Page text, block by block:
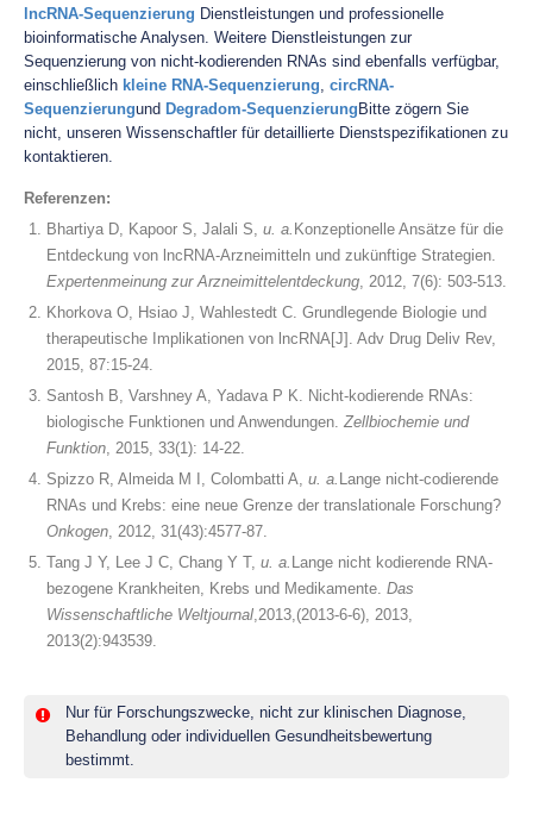
lncRNA-Sequenzierung Dienstleistungen und professionelle
bioinformatische Analysen. Weitere Dienstleistungen zur
Sequenzierung von nicht-kodierenden RNAs sind ebenfalls verfügbar,
einschließlich kleine RNA-Sequenzierung, circRNA-
Sequenzierungund Degradom-Sequenzierung Bitte zögern Sie
nicht, unseren Wissenschaftler für detaillierte Dienstspezifikationen zu
kontaktieren.
Referenzen:
Bhartiya D, Kapoor S, Jalali S, u. a. Konzeptionelle Ansätze für die
Entdeckung von lncRNA-Arzneimitteln und zukünftige Strategien.
Expertenmeinung zur Arzneimittelentdeckung, 2012, 7(6): 503-513.
Khorkova O, Hsiao J, Wahlestedt C. Grundlegende Biologie und
therapeutische Implikationen von lncRNA[J]. Adv Drug Deliv Rev,
2015, 87:15-24.
Santosh B, Varshney A, Yadava P K. Nicht-kodierende RNAs:
biologische Funktionen und Anwendungen. Zellbiochemie und
Funktion, 2015, 33(1): 14-22.
Spizzo R, Almeida M I, Colombatti A, u. a. Lange nicht-codierende
RNAs und Krebs: eine neue Grenze der translationale Forschung?
Onkogen, 2012, 31(43):4577-87.
Tang J Y, Lee J C, Chang Y T, u. a. Lange nicht kodierende RNA-
bezogene Krankheiten, Krebs und Medikamente. Das
Wissenschaftliche Weltjournal,2013,(2013-6-6), 2013,
2013(2):943539.
Nur für Forschungszwecke, nicht zur klinischen Diagnose,
Behandlung oder individuellen Gesundheitsbewertung
bestimmt.